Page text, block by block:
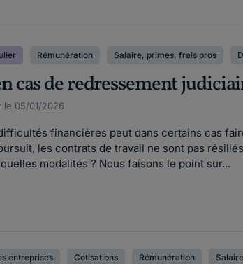
Rémunération Salaire, primes, frais pros
cas de redressement
le 05/01/2026
financières peut dans certains cas
les contrats de travail ne sont pas
modalités ? Nous faisons le point sur...
entreprises Cotisations Rémunération Salaire